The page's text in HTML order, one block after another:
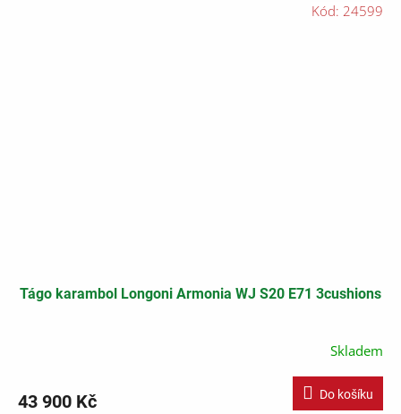
Tágo karambol Longoni Armonia WJ S20 E71 3cushions
Skladem
43 900 Kč Do košíku
Kód: 24599